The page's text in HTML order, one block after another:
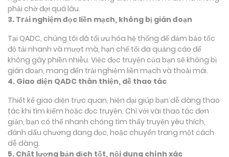
phải chờ đợi quá lâu.
3. Trải nghiệm đọc liền mạch, không bị gián đoạn
Tại QADC, chúng tôi đã tối ưu hóa hệ thống để đảm bảo tốc
độ tải nhanh và mượt mà, hạn chế tối đa quảng cáo để
không gây phiền nhiễu. Việc đọc truyện của bạn sẽ không bị
gián đoạn, mang đến trải nghiệm liền mạch và thoải mái.
4. Giao diện QADC thân thiện, dễ thao tác
Thiết kế giao diện trực quan, hiện đại giúp bạn dễ dàng thao
tác khi tìm kiếm hoặc đọc truyện. Chỉ với vài thao tác đơn
giản, bạn có thể nhanh chóng tìm thấy truyện yêu thích,
đánh dấu chương đang đọc, hoặc chuyển trang một cách
dễ dàng.
5. Chất lượng bản dịch tốt, nội dung chính xác